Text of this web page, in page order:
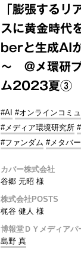
「膨張するリ
スに黄金時
berと生成AI
～ @メ環研
ム2023夏③
#AI #オンラインコミ
#メディア環境研究所
#ファンダム #メタバ
カバー株式会社
谷郷 元昭 様
株式会社POSTS
梶谷 健人 様
博報堂ＤＹメディアパ
島野 真